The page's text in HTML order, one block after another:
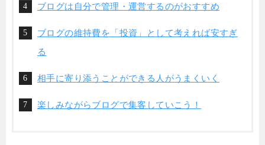
ブログは自分で管理・運営するのがおすすめ
ブログの維持費を「投資」として考えれば安すぎ
る
相手に寄り添うことができる人がうまくいく
楽しみながらブログで集客していこう！